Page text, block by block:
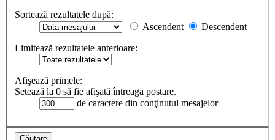
Sortează rezultatele după:
Ascendent
Descendent
Limitează rezultatele anterioare:
Afişează primele:
Setează la 0 să fie afişată întreaga postare.
de caractere din conţinutul mesajelor